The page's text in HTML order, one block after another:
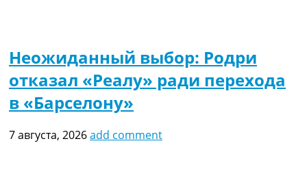
Неожиданный выбор: Родри
отказал «Реалу» ради перехода
в «Барселону»
7 августа, 2026add comment